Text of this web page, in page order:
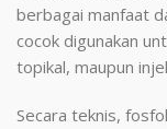
berbagai manfaat
cocok digunakan
topikal, maupun
Secara teknis,